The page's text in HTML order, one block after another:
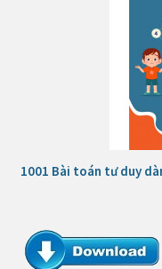
1001 Bài toán tư duy